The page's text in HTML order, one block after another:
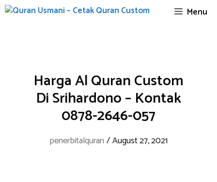
Skip
Menu
Harga Al Quran Custom
Di Srihardono – Kontak
0878-2646-057
penerbitalquran /August 27, 2021